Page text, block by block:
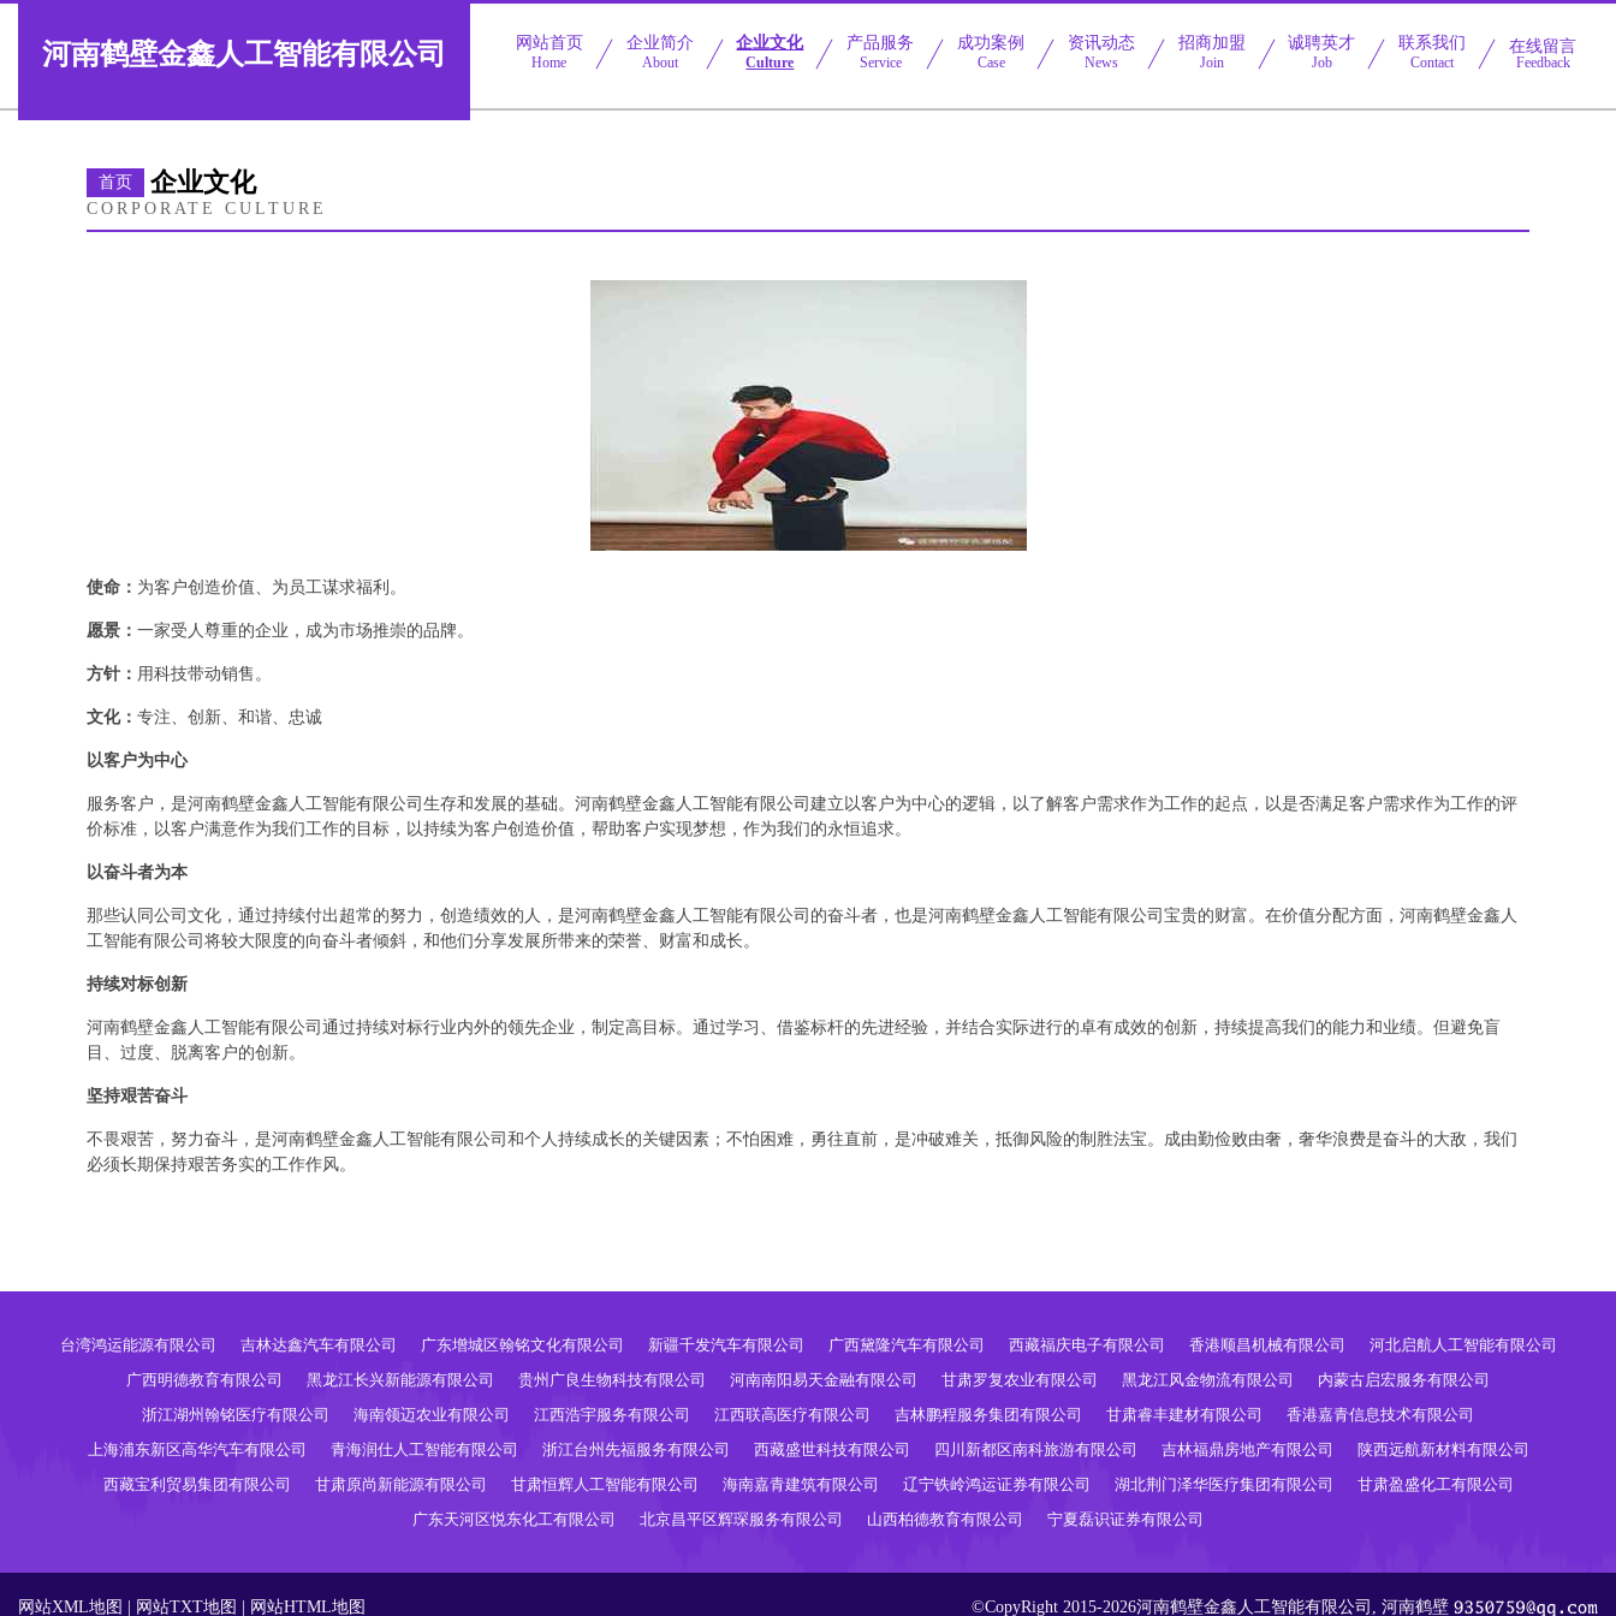
河南鹤壁金鑫人工智能有限公司 网站首页
Home
企业简介
About
企业文化
Culture
产品服务
Service
成功案例
Case
资讯动态
News
招商加盟
Join
诚聘英才
Job
联系我们
Contact
在线留言
Feedback
首页 企业文化
CORPORATE CULTURE
使命： 为客户创造价值、为员工谋求福利。
愿景： 一家受人尊重的企业，成为市场推崇的品牌。
方针： 用科技带动销售。
文化： 专注、创新、和谐、忠诚
以客户为中心
服务客户，是河南鹤壁金鑫人工智能有限公司生存和发展的基础。河南鹤壁金鑫人工智能有限公司建立以客户为中心的逻辑，以了解客户需求作为工作的起点，以是否满足客户需求作为工作的评
价标准，以客户满意作为我们工作的目标，以持续为客户创造价值，帮助客户实现梦想，作为我们的永恒追求。
以奋斗者为本
那些认同公司文化，通过持续付出超常的努力，创造绩效的人，是河南鹤壁金鑫人工智能有限公司的奋斗者，也是河南鹤壁金鑫人工智能有限公司宝贵的财富。在价值分配方面，河南鹤壁金鑫人
工智能有限公司将较大限度的向奋斗者倾斜，和他们分享发展所带来的荣誉、财富和成长。
持续对标创新
河南鹤壁金鑫人工智能有限公司通过持续对标行业内外的领先企业，制定高目标。通过学习、借鉴标杆的先进经验，并结合实际进行的卓有成效的创新，持续提高我们的能力和业绩。但避免盲
目、过度、脱离客户的创新。
坚持艰苦奋斗
不畏艰苦，努力奋斗，是河南鹤壁金鑫人工智能有限公司和个人持续成长的关键因素；不怕困难，勇往直前，是冲破难关，抵御风险的制胜法宝。成由勤俭败由奢，奢华浪费是奋斗的大敌，我们
必须长期保持艰苦务实的工作作风。
台湾鸿运能源有限公司 吉林达鑫汽车有限公司 广东增城区翰铭文化有限公司 新疆千发汽车有限公司 广西黛隆汽车有限公司 西藏福庆电子有限公司 香港顺昌机械有限公司
河北启航人工智能有限公司
广西明德教育有限公司
黑龙江长兴新能源有限公司 贵州广良生物科技有限公司 河南南阳易天金融有限公司 甘肃罗复农业有限公司 黑龙江风金物流有限公司
内蒙古启宏服务有限公司
浙江湖州翰铭医疗有限公司
海南领迈农业有限公司 江西浩宇服务有限公司 江西联高医疗有限公司 吉林鹏程服务集团有限公司 甘肃睿丰建材有限公司
香港嘉青信息技术有限公司
上海浦东新区高华汽车有限公司
青海润仕人工智能有限公司 浙江台州先福服务有限公司 西藏盛世科技有限公司 四川新都区南科旅游有限公司 吉林福鼎房地产有限公司
陕西远航新材料有限公司
西藏宝利贸易集团有限公司
甘肃原尚新能源有限公司 甘肃恒辉人工智能有限公司 海南嘉青建筑有限公司 辽宁铁岭鸿运证券有限公司 湖北荆门泽华医疗集团有限公司
甘肃盈盛化工有限公司
广东天河区悦东化工有限公司
北京昌平区辉琛服务有限公司 山西柏德教育有限公司 宁夏磊识证券有限公司
网站XML地图 网站TXT地图 网站HTML地图 ©CopyRight 2015-2026河南鹤壁金鑫人工智能有限公司, 河南鹤壁